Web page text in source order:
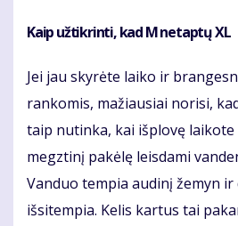
Kaip užtikrinti, kad M netaptų XL
Jei jau skyrėte laiko ir
rankomis, mažiausiai norisi,
taip nutinka, kai išplovę
megztinį pakėlę leisdami
Vanduo tempia audinį žemyn
išsitempia. Kelis kartus tai